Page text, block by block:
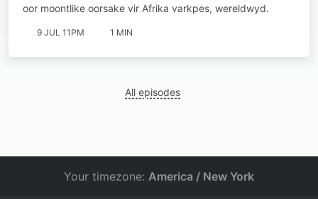
oor moontlike oorsake vir Afrika varkpes, wereldwyd.
9 JUL 11PM 1 MIN
All episodes
Your timezone: America / New York